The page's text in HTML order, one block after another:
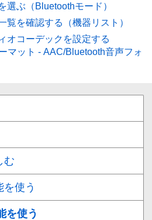
選ぶ（ Bluetoothモード ）
覧を確認する（機器リスト）
オコーデックを設定する
マット - AAC/Bluetooth音声フォ
む
を使う
を使う